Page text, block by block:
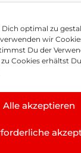
Dich optimal zu
wir
Du der
Cookies erhältst
Alle akzeptieren